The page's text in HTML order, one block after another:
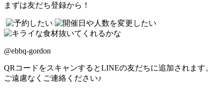
まずは友だち登録から！
@ebbq-gordon
QRコードをスキャンするとLINEの友だちに追加されます。
ご遠慮なくご連絡ください♪